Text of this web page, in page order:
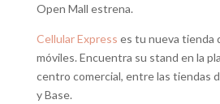
Open Mall estrena.
Cellular Express es tu nueva tienda
móviles. Encuentra su stand en la
centro comercial, entre las tiendas
y Base.